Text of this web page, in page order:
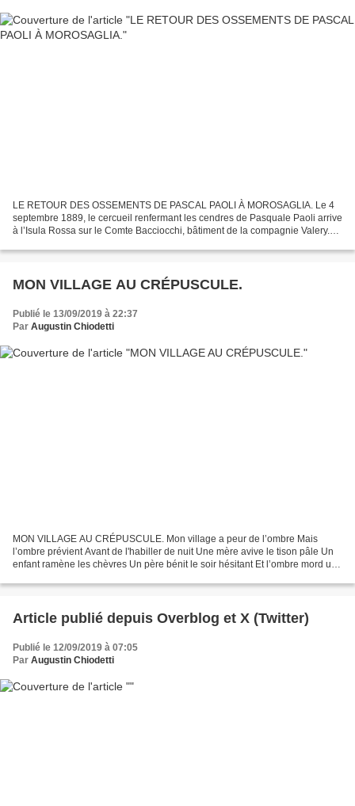
LE RETOUR DES OSSEMENTS DE PASCAL PAOLI À MOROSAGLIA. Le 4
septembre 1889, le cercueil renfermant les cendres de Pasquale Paoli arrive
à l’Isula Rossa sur le Comte Bacciocchi, bâtiment de la compagnie Valery.
MON VILLAGE AU CRÉPUSCULE.
Publié le 13/09/2019 à 22:37
Par Augustin Chiodetti
MON VILLAGE AU CRÉPUSCULE. Mon village a peur de l’ombre Mais
l’ombre prévient Avant de l'habiller de nuit Une mère avive le tison pâle Un
enfant ramène les chèvres Un père bénit le soir hésitant Et l’ombre mord un
Article publié depuis Overblog et X (Twitter)
Publié le 12/09/2019 à 07:05
Par Augustin Chiodetti